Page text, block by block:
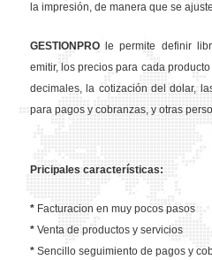
la impresión, de manera que se
GESTION PRO le permite definir
emitir, los precios para cada
decimales, la cotización del dolar,
para pagos y cobranzas, y otras
Pricipales características:
* Facturacion en muy pocos pasos
* Venta de productos y servicios
* Sencillo seguimiento de pagos y